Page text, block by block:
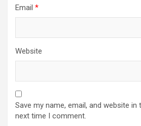
Email *
Website
Save my name, email, and website
next time I comment.